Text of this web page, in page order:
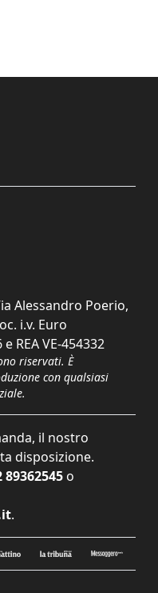
Alessandro Poerio,
i.v. Euro
REA VE-454332
riservati. È
con qualsiasi
il nostro
disposizione.
89362545 o
.